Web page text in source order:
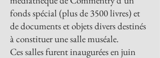
fonds spécial (plus de 3500 livres) et
de documents et objets divers destinés
à constituer une salle muséale.
Ces salles furent inaugurées en juin